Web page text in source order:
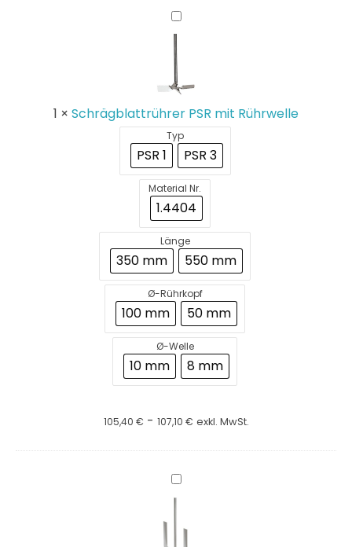
Schrägblattrührer
PSR
mit
Rührwelle
1 × Schrägblattrührer PSR mit Rührwelle
Typ
PSR 1 PSR 3
Material Nr.
1.4404
Länge
350 mm 550 mm
Ø-Rührkopf
100 mm 50 mm
Ø-Welle
10 mm 8 mm
105,40 € - 107,10 € exkl. MwSt.
Ankerrührer
AR
Rührwelle